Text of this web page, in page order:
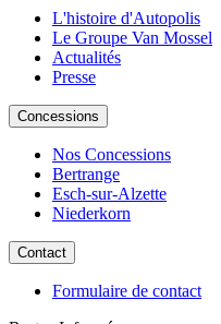
L'histoire d'Autopolis
Le Groupe Van Mossel
Actualités
Presse
Concessions
Nos Concessions
Bertrange
Esch-sur-Alzette
Niederkorn
Contact
Formulaire de contact